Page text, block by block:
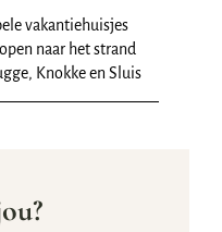
vakantiehuisjes
naar het strand
Knokke en Sluis